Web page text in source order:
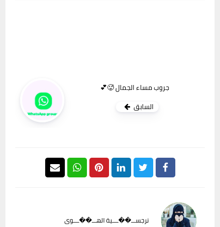
جروب مساء الجمال 🥵💕
السابق
نرجســـ��ــــية الهـــ��ــــوى